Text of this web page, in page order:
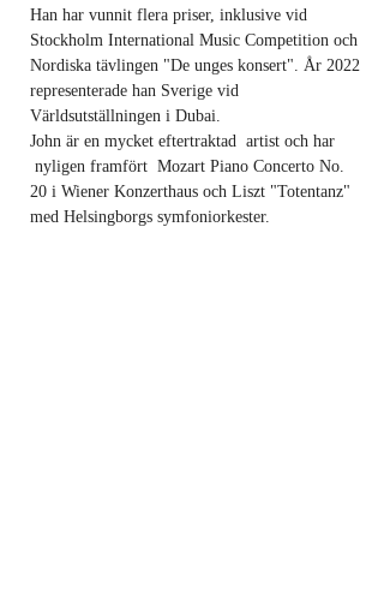
Han har vunnit flera priser, inklusive vid
Stockholm International Music Competition och
Nordiska tävlingen "De unges konsert". År 2022
representerade han Sverige vid
Världsutställningen i Dubai.
John är en mycket eftertraktad  artist och har
nyligen framfört  Mozart Piano Concerto No.
20 i Wiener Konzerthaus och Liszt "Totentanz"
med Helsingborgs symfoniorkester.